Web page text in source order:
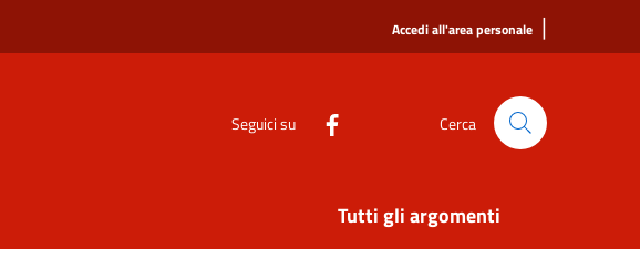
Accedi all'area personale |
Seguici su Cerca
Tutti gli argomenti